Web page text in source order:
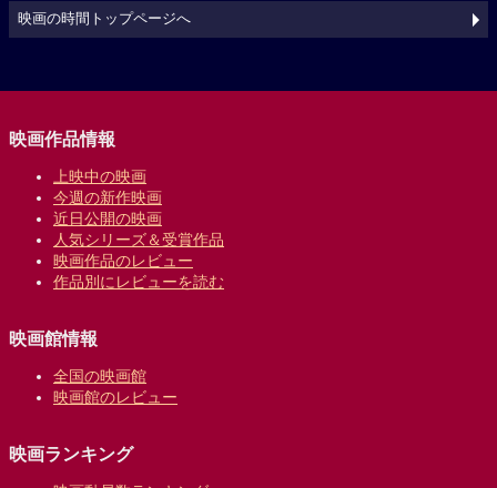
映画の時間トップページへ
映画作品情報
上映中の映画
今週の新作映画
近日公開の映画
人気シリーズ＆受賞作品
映画作品のレビュー
作品別にレビューを読む
映画館情報
全国の映画館
映画館のレビュー
映画ランキング